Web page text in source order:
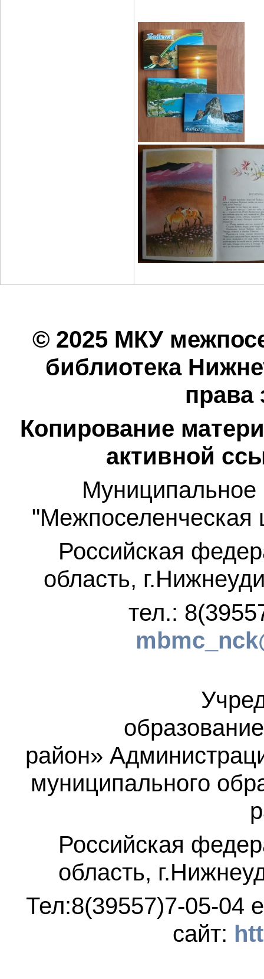
© 2025 МКУ
библиотека
Копирование
активной
Муниципальное
"Межпоселенческая
Российская
область,
тел.:
район»
муниципального
Российская
область,
Тел:8(39557)7-05-04
сайт: